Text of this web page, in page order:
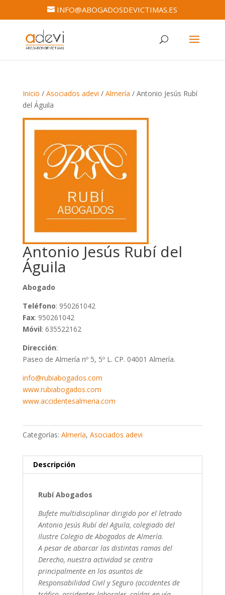
INFO@ABOGADOSDEVICTIMAS.ES
Inicio / Asociados adevi / Almería / Antonio Jesús Rubí
del Águila
Antonio Jesús Rubí del
Águila
Abogado
Teléfono: 950261042
Fax: 950261042
Móvil: 635522162
Dirección:
Paseo de Almería nº 5, 5º L. CP. 04001 Almería.
info@rubiabogados.com
www.rubiabogados.com
www.accidentesalmeria.com
Categorías: Almería, Asociados adevi
Descripción
Rubí Abogados
Bufete multidisciplinar dirigido por el letrado
Antonio Jesús Rubí del Aguila, colegiado del
Ilustre Colegio de Abogados de Almería.
A pesar de abarcar las distintas ramas del
Derecho, nuestra actividad se centra
principalmente en los asuntos de
Responsabilidad Civil y Seguro (accidentes de